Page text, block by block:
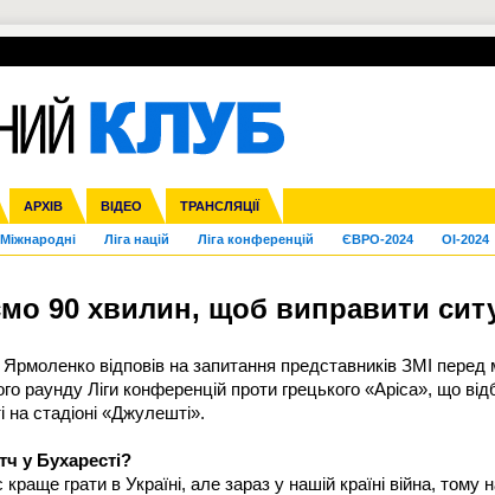
АРХІВ ВІДЕО ТРАНСЛЯЦІЇ
Друга ліга Кубок України Молодіжка
Міжнародні Ліга націй Ліга конференцій ЄВРО-2024 OI-2024
Франція Інші
Кубок конфедерацій ЧЄ-2015 (U-21)
ВІЙНА УПЛ-ПЕРЕХОДИ
90 хвилин, щоб виправити
відповів на запитання представників ЗМІ перед
раунду Ліги конференцій проти грецького «Аріса», що
стадіоні «Джулешті».
у Бухаресті?
грати в Україні, але зараз у нашій країні війна, тому